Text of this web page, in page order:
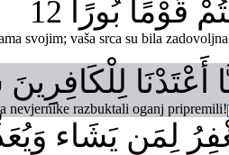
بُورًا 12
svojim; vaša srca su bila
لِلْكَافِرِينَ
nevjernike razbuktali oganj pripremili!
لِمَن يَشَاء